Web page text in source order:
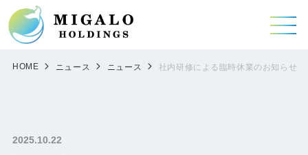
HOME ニュース ニュース 社内研修による臨時休業のお知らせ
2025.10.22